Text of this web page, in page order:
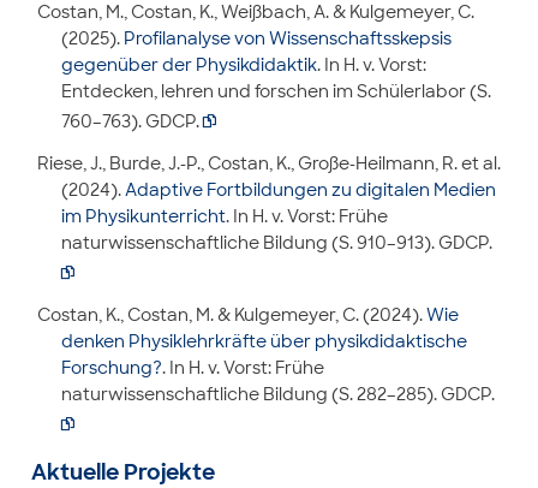
Costan, M., Costan, K., Weißbach, A. & Kulgemeyer, C.
(2025). Profilanalyse von Wissenschaftsskepsis
gegenüber der Physikdidaktik. In H. v. Vorst:
Entdecken, lehren und forschen im Schülerlabor (S.
760–763). GDCP.
Riese, J., Burde, J.-P., Costan, K., Große-Heilmann, R. et al.
(2024).Adaptive Fortbildungen zu digitalen Medien
im Physikunterricht. In H. v. Vorst: Frühe
naturwissenschaftliche Bildung (S. 910–913). GDCP.

Costan, K., Costan, M. & Kulgemeyer, C. (2024).Wie
denken Physiklehrkräfte über physikdidaktische
Forschung?. In H. v. Vorst: Frühe
naturwissenschaftliche Bildung (S. 282–285). GDCP.

Aktuelle Projekte